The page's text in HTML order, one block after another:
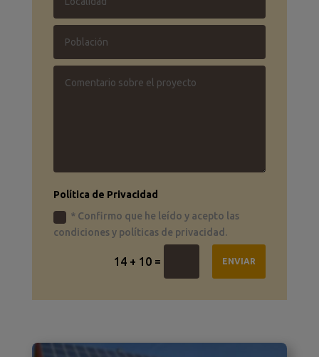
Política de Privacidad
* Confirmo que he leído y acepto las
condiciones y políticas de privacidad.
14 + 10 = ENVIAR